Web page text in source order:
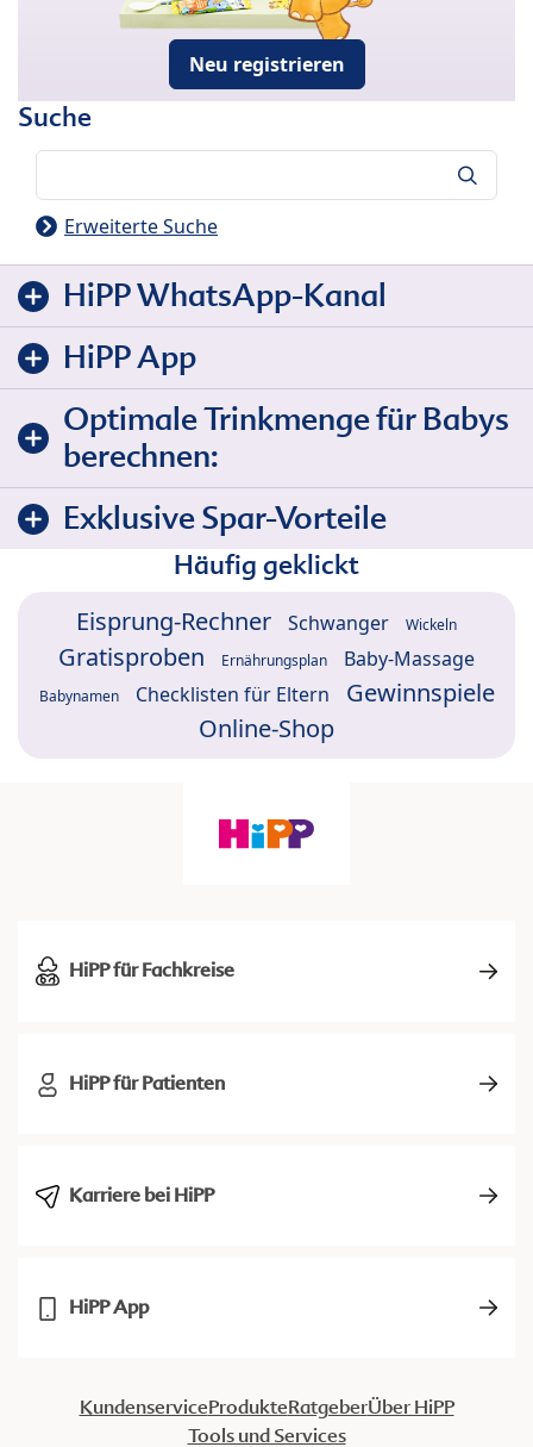
Neu registrieren
Suche
Erweiterte Suche
HiPP WhatsApp-Kanal
HiPP App
Optimale Trinkmenge für Babys
berechnen:
Exklusive Spar-Vorteile
Häufig geklickt
Eisprung-Rechner Schwanger Wickeln
Gratisproben Ernährungsplan Baby-Massage
Babynamen Checklisten für Eltern
Gewinnspiele
Online-Shop
HiPP für Fachkreise
HiPP für Patienten
Karriere bei HiPP
HiPP App
KundenserviceProdukteRatgeberÜber HiPP
Tools und Services